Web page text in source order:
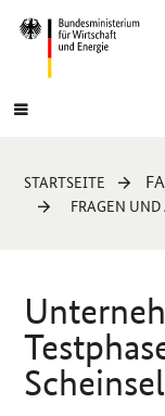
Navigation
Hauptmenü
Sie
sind
STARTSEITE
FRAGEN